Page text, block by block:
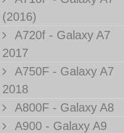
(2016)
A720f - Galaxy A7
2017
A750F - Galaxy A7
2018
A800F - Galaxy A8
A900 - Galaxy A9